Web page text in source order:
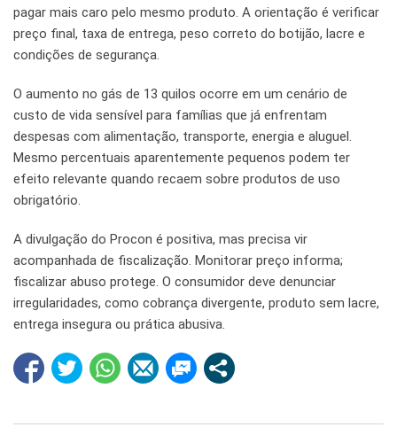
pagar mais caro pelo mesmo produto. A orientação é verificar
preço final, taxa de entrega, peso correto do botijão, lacre e
condições de segurança.
O aumento no gás de 13 quilos ocorre em um cenário de
custo de vida sensível para famílias que já enfrentam
despesas com alimentação, transporte, energia e aluguel.
Mesmo percentuais aparentemente pequenos podem ter
efeito relevante quando recaem sobre produtos de uso
obrigatório.
A divulgação do Procon é positiva, mas precisa vir
acompanhada de fiscalização. Monitorar preço informa;
fiscalizar abuso protege. O consumidor deve denunciar
irregularidades, como cobrança divergente, produto sem lacre,
entrega insegura ou prática abusiva.